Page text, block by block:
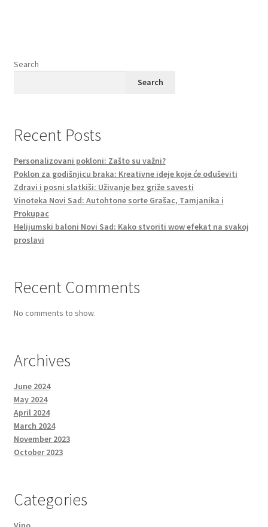
Search
Search
Recent Posts
Personalizovani pokloni: Zašto su važni?
Poklon za godišnjicu braka: Kreativne ideje koje će oduševiti
Zdravi i posni slatkiši: Uživanje bez griže savesti
Vinoteka Novi Sad: Autohtone sorte Grašac, Tamjanika i
Prokupac
Helijumski baloni Novi Sad: Kako stvoriti wow efekat na svakoj
proslavi
Recent Comments
No comments to show.
Archives
June 2024
May 2024
April 2024
March 2024
November 2023
October 2023
Categories